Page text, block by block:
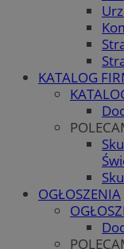
KATALOG
OGŁOSZENIA